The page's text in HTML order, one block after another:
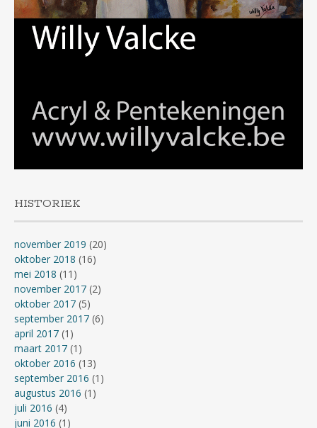
HISTORIEK
november 2019 (20)
oktober 2018 (16)
mei 2018 (11)
november 2017 (2)
oktober 2017 (5)
september 2017 (6)
april 2017 (1)
maart 2017 (1)
oktober 2016 (13)
september 2016 (1)
augustus 2016 (1)
juli 2016 (4)
juni 2016 (1)